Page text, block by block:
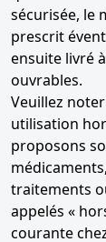
sécurisée, le
prescrit
ensuite livré
ouvrables.
Veuillez
utilisation
proposons
traitements
appelés «
courante